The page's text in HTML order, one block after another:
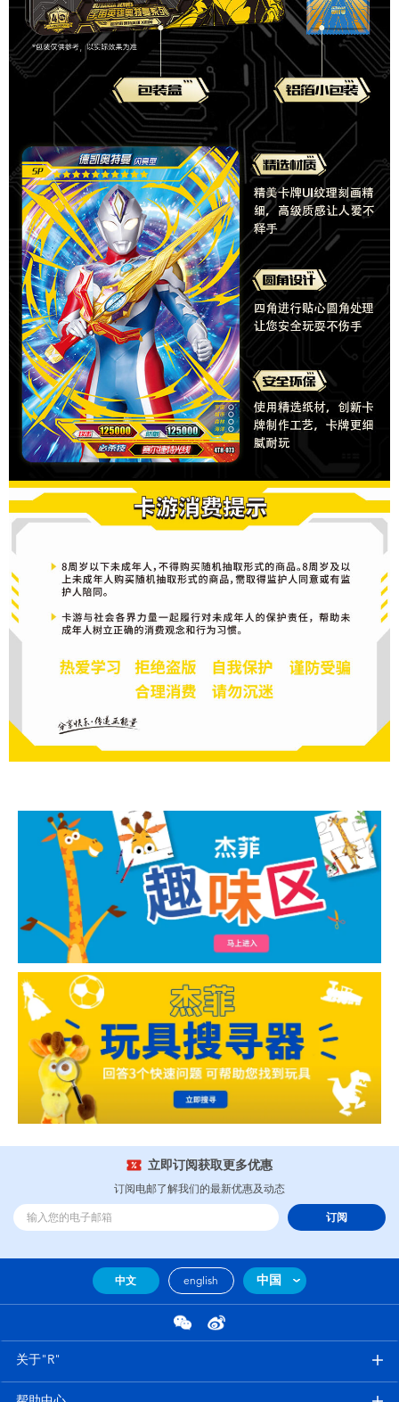
立即订阅获取更多优惠
订阅电邮了解我们的最新优惠及动态
订阅
中文 english 中国
关于"R"